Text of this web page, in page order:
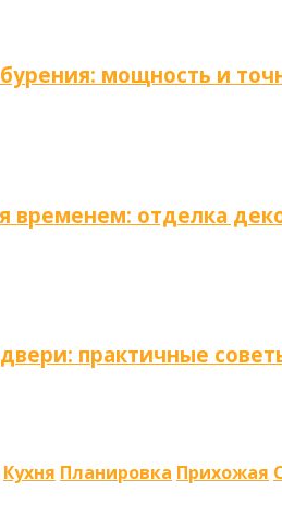
мощность и
временем: отделка
практичные
Кухня Планировка Прихожая